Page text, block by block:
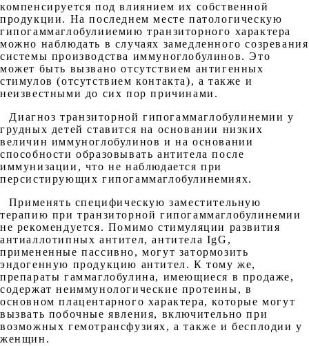
компенсируется под влиянием их собственной
продукции. На последнем месте патологическую
гипогаммаглобулииемию транзиторного характера
можно наблюдать в случаях замедленного созревания
системы производства иммуноглобулинов. Это
может быть вызвано отсутствием антигенных
стимулов (отсутствием контакта), а также и
неизвестными до сих пор причинами.
Диагноз транзиторной гипогаммаглобулинемии у
грудных детей ставится на основании низких
величин иммуноглобулинов и на основании
способности образовывать антитела после
иммунизации, что не наблюдается при
персистирующих гипогаммаглобулинемиях.
Применять специфическую заместительную
терапию при транзиторной гипогаммаглобулинемии
не рекомендуется. Помимо стимуляции развития
антиаллотипных антител, антитела IgG,
примененные пассивно, могут затормозить
эндогенную продукцию антител. К тому же,
препараты гаммаглобулина, имеющиеся в продаже,
содержат неиммунологические протеины, в
основном плацентарного характера, которые могут
вызвать побочные явления, включительно при
возможных гемотрансфузиях, а также и бесплодии у
женщин.